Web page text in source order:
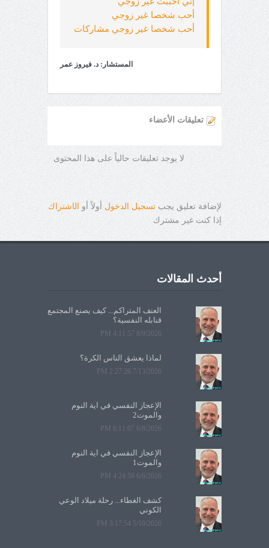
أحب شخصا غير زوجي
أحب شخصا غير زوجي مشاركات
المستشار: د. فيروز عمر
تعليقات الأعضاء
لا يوجد تعليقات حالياً على هذا المحتوى
لإضافة تعليق يجب تسجيل الدخولأولاً أو الاشتراك
إذا كنت غير مشترك
أحدث المقالات
العنف المتراكم... كيف يصنع المجتمع
قنابله النفسية؟
8/9/2026 4:11:57 PM
لماذا يعشق الناس الكرة؟
7/13/2026 2:27:26 PM
الإعجاز النفسي في آية النوم
والموت2
6/8/2026 6:11:07 PM
الإعجاز النفسي في آية النوم
والموت1
6/6/2026 4:24:58 PM
كشف الغطاء... رحلة ميلاد الوعي
الكوني
5/10/2026 3:17:54 PM